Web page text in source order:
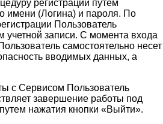
регистрации путем
имени (Логина) и пароля. По
Пользователь
учетной записи. С момента входа
самостоятельно несет
вводимых данных, а
с Сервисом Пользователь
завершение работы под
нажатия кнопки «Выйти».